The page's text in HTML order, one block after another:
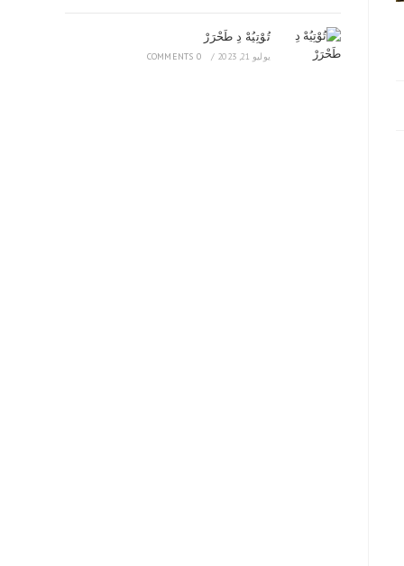
تُوْتِيُهْ دِ طَحْرَرْ
يوليو 21, 2023 /
0 COMMENTS